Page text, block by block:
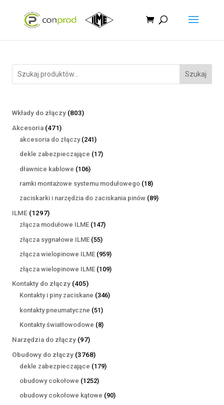
Szukaj
Wkłady do złączy 803803
Akcesoria 471471
produktów
akcesoria do złączy 241241
produktów
dekle zabezpieczające 1717
dławnice kablowe 106106
produktów
ramki montażowe systemu modułowego 1818
produktów
zaciskarki i narzędzia do zaciskania pinów 8989
ILME 12971297
produktów
złącza modułowe ILME 147147
złącza sygnałowe ILME 5555
produktów
złącza wielopinowe ILME 959959
produktów
złącza wielopinowe ILME 109109
Kontakty do złączy 405405
produktów
Kontakty i piny zaciskane 346346
kontakty pneumatyczne 5151
produktów
Kontakty światłowodowe 88
Narzędzia do złączy 9797
produktów
Obudowy do złączy 37683768
produktów
dekle zabezpieczające 179179
obudowy cokołowe 12521252
produkty
obudowy cokołowe kątowe 9090